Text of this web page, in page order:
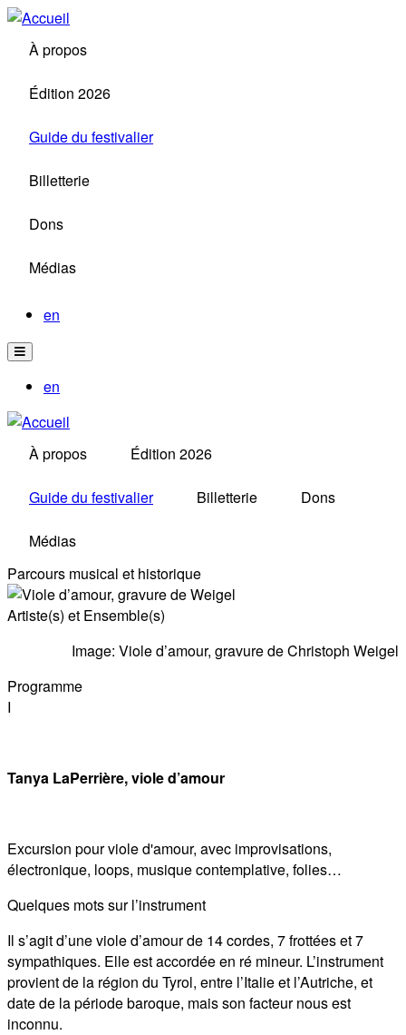
Aller
contenu
principal
À propos
Édition 2026
Guide du festivalier
Billetterie
Dons
Médias
en
en
À propos Édition 2026
Guide du festivalier Billetterie Dons
Médias
Parcours musical et historique
Artiste(s) et Ensemble(s)
Image: Viole d’amour, gravure de Christoph Weigel
Programme
I
Tanya LaPerrière, viole d’amour
Excursion pour viole d'amour, avec improvisations,
électronique, loops, musique contemplative, folies…
Quelques mots sur l’instrument
Il s’agit d’une viole d’amour de 14 cordes, 7 frottées et 7
sympathiques. Elle est accordée en ré mineur. L’instrument
provient de la région du Tyrol, entre l’Italie et l’Autriche, et
date de la période baroque, mais son facteur nous est
inconnu.